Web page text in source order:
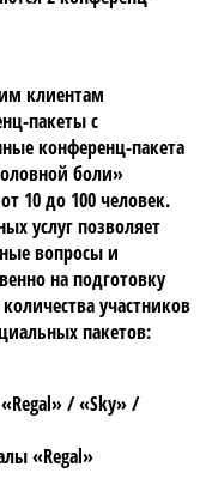
клиентам
пакетыс
конференц-пакета
боли»
10 до 100 человек.
услуг позволяет
вопросы и
на подготовку
участников
пакетов:
/ «Sky» /
«Regal»